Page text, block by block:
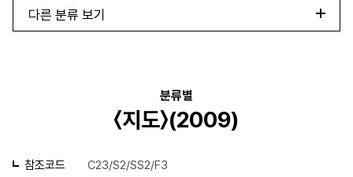
다른 분류 보기
분류별
〈지도〉(2009)
참조코드 C23/S2/SS2/F3